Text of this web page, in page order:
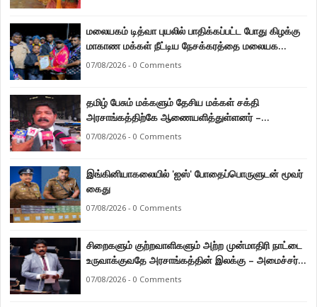
மலையகம் டித்வா புயலில் பாதிக்கப்பட்ட போது கிழக்கு
மாகாண மக்கள் நீட்டிய நேசக்கரத்தை மலையக
மக்கள் ஒருபோதும் மறக்கமாட்டார்கள் : நுவரெலியா
07/08/2026 - 0 Comments
தமிழ் பேசும் மக்களும் தேசிய மக்கள் சக்தி
அரசாங்கத்திற்கே ஆணையளித்துள்ளனர் –
கடற்றொழில் அமைச்சர் இராமலிங்கம் சந்திரசேகர்
07/08/2026 - 0 Comments
இங்கினியாகலையில் 'ஐஸ்' போதைப்பொருளுடன் மூவர்
கைது
07/08/2026 - 0 Comments
சிறைகளும் குற்றவாளிகளும் அற்ற முன்மாதிரி நாட்டை
உருவாக்குவதே அரசாங்கத்தின் இலக்கு – அமைச்சர்
இராமலிங்கம் சந்திரசேகர்
07/08/2026 - 0 Comments